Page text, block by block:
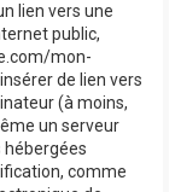
lien vers une
public,
mon-
de lien vers
(à moins,
un serveur
hébergées
comme